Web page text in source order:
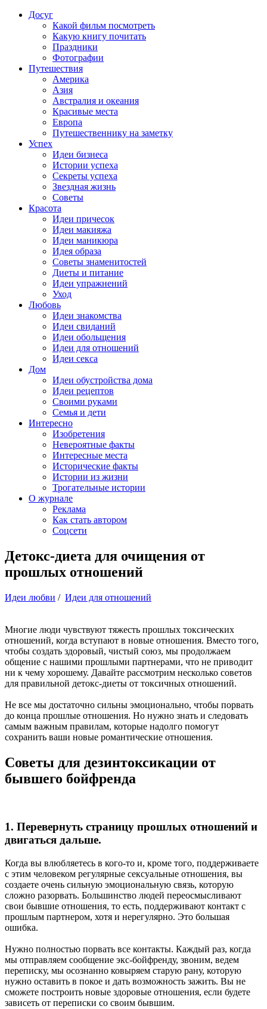
Досуг
Какой фильм посмотреть
Какую книгу почитать
Праздники
Фотографии
Путешествия
Америка
Азия
Австралия и океания
Красивые места
Европа
Путешественнику на заметку
Успех
Идеи бизнеса
Истории успеха
Секреты успеха
Звездная жизнь
Советы
Красота
Идеи причесок
Идеи макияжа
Идеи маникюра
Идея образа
Советы знаменитостей
Диеты и питание
Идеи упражнений
Уход
Любовь
Идеи знакомства
Идеи свиданий
Идеи обольщения
Идеи для отношений
Идеи секса
Дом
Идеи обустройства дома
Идеи рецептов
Своими руками
Семья и дети
Интересно
Изобретения
Невероятные факты
Интересные места
Исторические факты
Истории из жизни
Трогательные истории
О журнале
Реклама
Как стать автором
Соцсети
Детокс-диета для очищения от
прошлых отношений
Идеи любви / Идеи для отношений
Многие люди чувствуют тяжесть прошлых токсических
отношений, когда вступают в новые отношения. Вместо того,
чтобы создать здоровый, чистый союз, мы продолжаем
общение с нашими прошлыми партнерами, что не приводит
ни к чему хорошему. Давайте рассмотрим несколько советов
для правильной детокс-диеты от токсичных отношений.
Не все мы достаточно сильны эмоционально, чтобы порвать
до конца прошлые отношения. Но нужно знать и следовать
самым важным правилам, которые надолго помогут
сохранить ваши новые романтические отношения.
Советы для дезинтоксикации от
бывшего бойфренда
1. Перевернуть страницу прошлых отношений и
двигаться дальше.
Когда вы влюбляетесь в кого-то и, кроме того, поддерживаете
с этим человеком регулярные сексуальные отношения, вы
создаете очень сильную эмоциональную связь, которую
сложно разорвать. Большинство людей переосмысливают
свои бывшие отношения, то есть, поддерживают контакт с
прошлым партнером, хотя и нерегулярно. Это большая
ошибка.
Нужно полностью порвать все контакты. Каждый раз, когда
мы отправляем сообщение экс-бойфренду, звоним, ведем
переписку, мы осознанно ковыряем старую рану, которую
нужно оставить в покое и дать возможность зажить. Вы не
сможете построить новые здоровые отношения, если будете
зависеть от переписки со своим бывшим.